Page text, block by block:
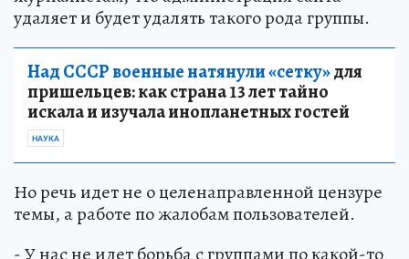
удаляет и будет удалять такого рода группы.
Над СССР военные натянули «сетку»для
пришельцев: как страна 13 лет тайно
искала и изучала инопланетных гостей
НАУКА
Но речь идет не о целенаправленной цензуре
темы, а работе по жалобам пользователей.
- У нас не идет борьба с группами по какой-то